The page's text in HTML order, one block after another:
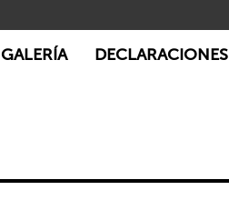
GALERÍA DECLARACIONES